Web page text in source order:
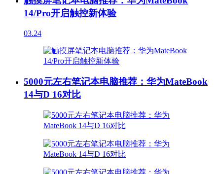
14/Pro开启触控新体验
03.24
5000元左右笔记本电脑推荐：华为MateBook
14与D 16对比